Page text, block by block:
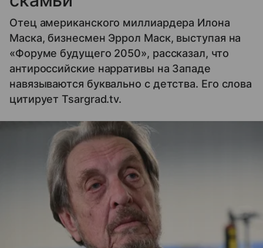
Отец американского миллиардера Илона
Маска, бизнесмен Эррол Маск, выступая на
«Форуме будущего 2050», рассказал, что
антироссийские нарративы на Западе
навязываются буквально с детства. Его слова
цитирует Tsargrad.tv.